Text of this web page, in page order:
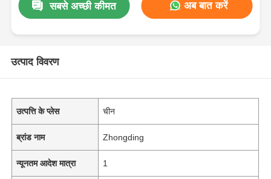
सबसे अच्छी कीमत अब बात करें
उत्पाद विवरण
उत्पत्ति के प्लेस चीन
ब्रांड नाम Zhongding
न्यूनतम आदेश मात्रा 1